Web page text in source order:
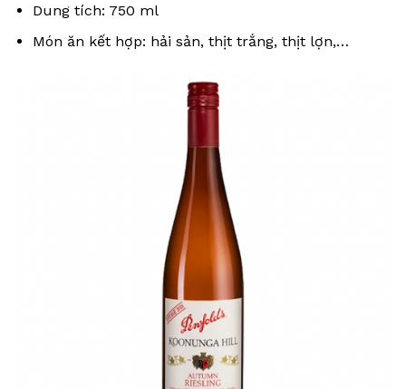
Dung tích: 750 ml
Món ăn kết hợp: hải sản, thịt trắng, thịt lợn,…